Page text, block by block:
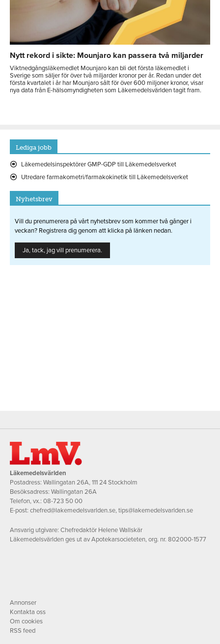
Nytt rekord i sikte: Mounjaro kan passera två miljarder
Viktnedgångsläkemedlet Mounjaro kan bli det första läkemedlet i
Sverige som säljer för över två miljarder kronor per år. Redan under det
första kvartalet i år har Mounjaro sålt för över 600 miljoner kronor, visar
nya data från E-hälsomyndigheten som Läkemedelsvärlden tagit fram.
Lediga jobb
Läkemedelsinspektörer GMP-GDP till Läkemedelsverket
Utredare farmakometri/farmakokinetik till Läkemedelsverket
Nyhetsbrev
Vill du prenumerera på vårt nyhetsbrev som kommer två gånger i
veckan? Registrera dig genom att klicka på länken nedan.
Ja, tack, jag vill prenumerera.
Läkemedelsvärlden
Postadress: Wallingatan 26A, 111 24 Stockholm
Besöksadress: Wallingatan 26A
Telefon, vx.: 08-723 50 00
E-post: chefred@lakemedelsvarlden.se,tips@lakemedelsvarlden.se
Ansvarig utgivare: Chefredaktör Helene Wallskär
Läkemedelsvärlden ges ut av Apotekarsocieteten, org. nr. 802000-1577
Annonser
Kontakta oss
Om cookies
RSS feed